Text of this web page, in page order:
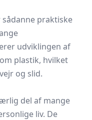
praktiske
udviklingen af
plastik, hvilket
og slid.
del af mange
liv. De